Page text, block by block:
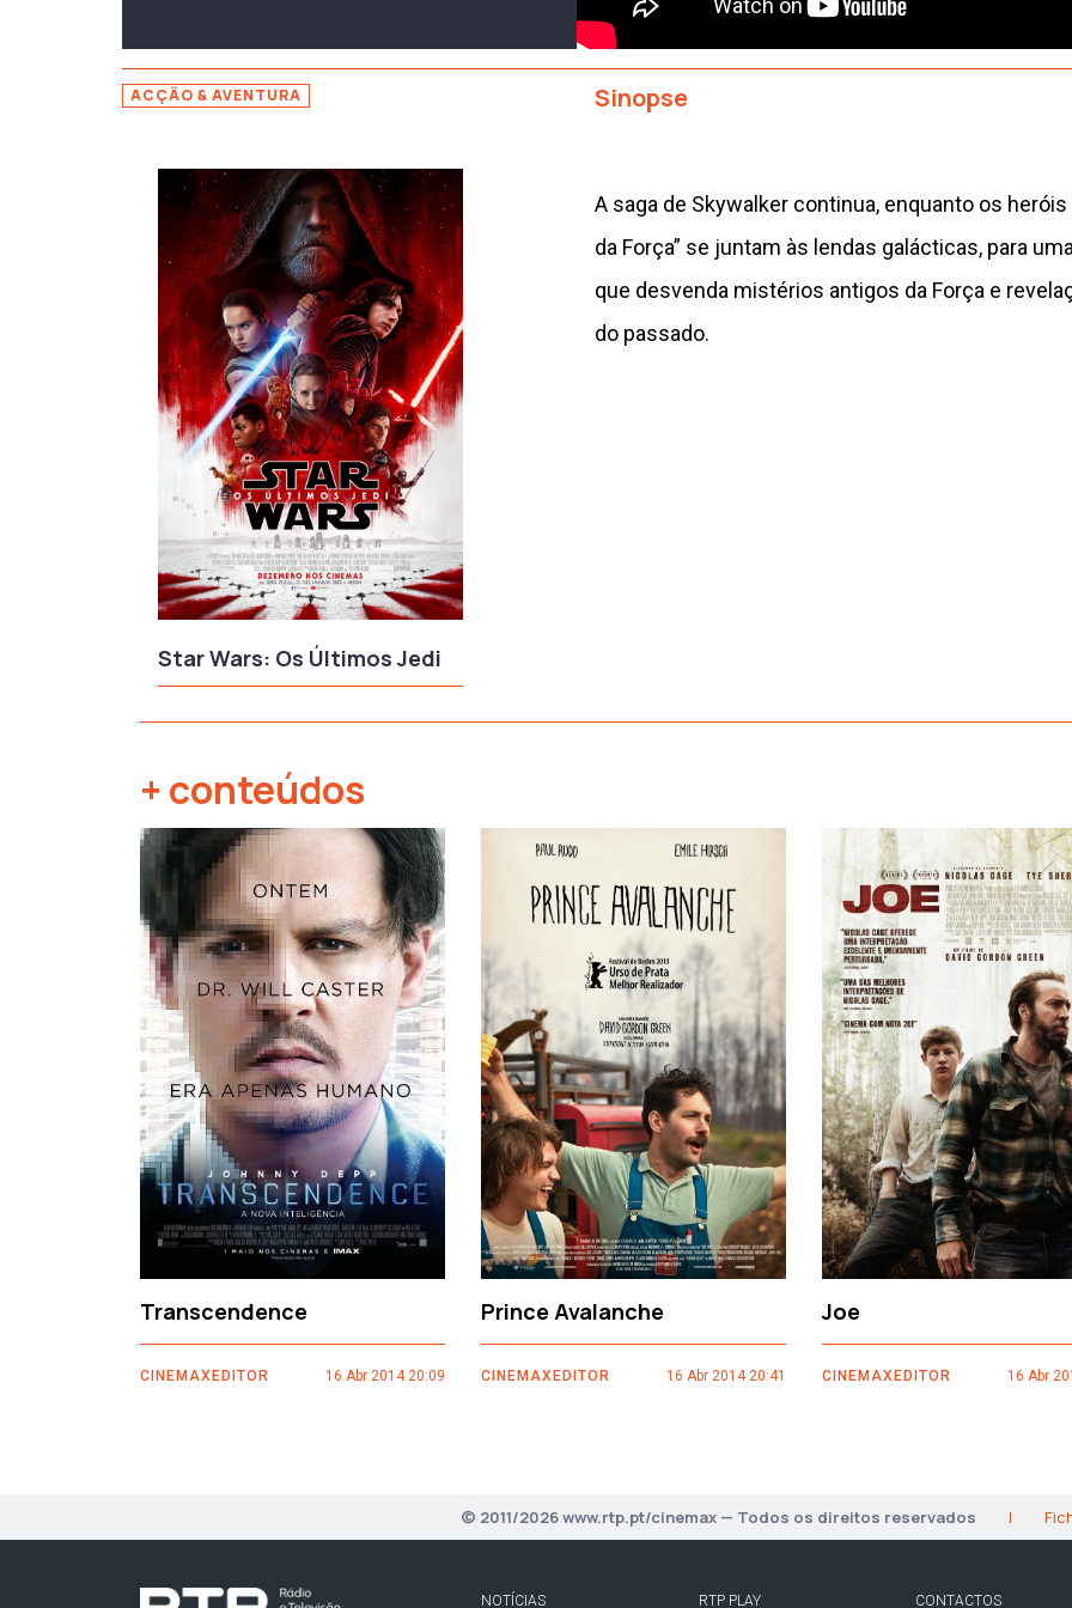
ACÇÃO & AVENTURA Sinopse
Star Wars: Os Últimos Jedi
A saga de Skywalker continua, enquanto os heróis
da Força” se juntam às lendas galácticas, para
que desvenda mistérios antigos da Força e
do passado.
+ conteúdos
Transcendence
CINEMAXEDITOR 16 Abr 2014 20:09
Prince Avalanche
CINEMAXEDITOR 16 Abr 2014 20:41
Joe
CINEMAXEDITOR 16 Abr
‹
© 2011/2026 www.rtp.pt/cinemax — Todos os direitos reservados |
NOTÍCIAS RTP PLAY CONTACTOS